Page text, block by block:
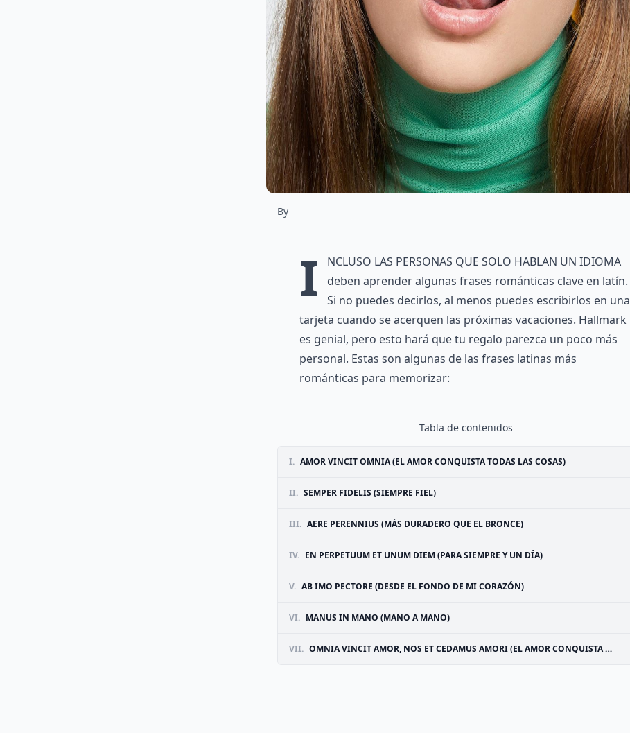
By
I
ncluso las personas que solo hablan un idioma
deben aprender algunas frases románticas clave en latín.
Si no puedes decirlos, al menos puedes escribirlos en una
tarjeta cuando se acerquen las próximas vacaciones. Hallmark
es genial, pero esto hará que tu regalo parezca un poco más
personal. Estas son algunas de las frases latinas más
románticas para memorizar:
Tabla de contenidos
I. AMOR VINCIT OMNIA (EL AMOR CONQUISTA TODAS LAS COSAS)
II. SEMPER FIDELIS (SIEMPRE FIEL)
III. AERE PERENNIUS (MÁS DURADERO QUE EL BRONCE)
IV. EN PERPETUUM ET UNUM DIEM (PARA SIEMPRE Y UN DÍA)
V. AB IMO PECTORE (DESDE EL FONDO DE MI CORAZÓN)
VI. MANUS IN MANO (MANO A MANO)
VII. OMNIA VINCIT AMOR, NOS ET CEDAMUS AMORI (EL AMOR CONQUISTA TODAS LAS COSAS, CEDAMOS TAMBIÉN AL AMOR)